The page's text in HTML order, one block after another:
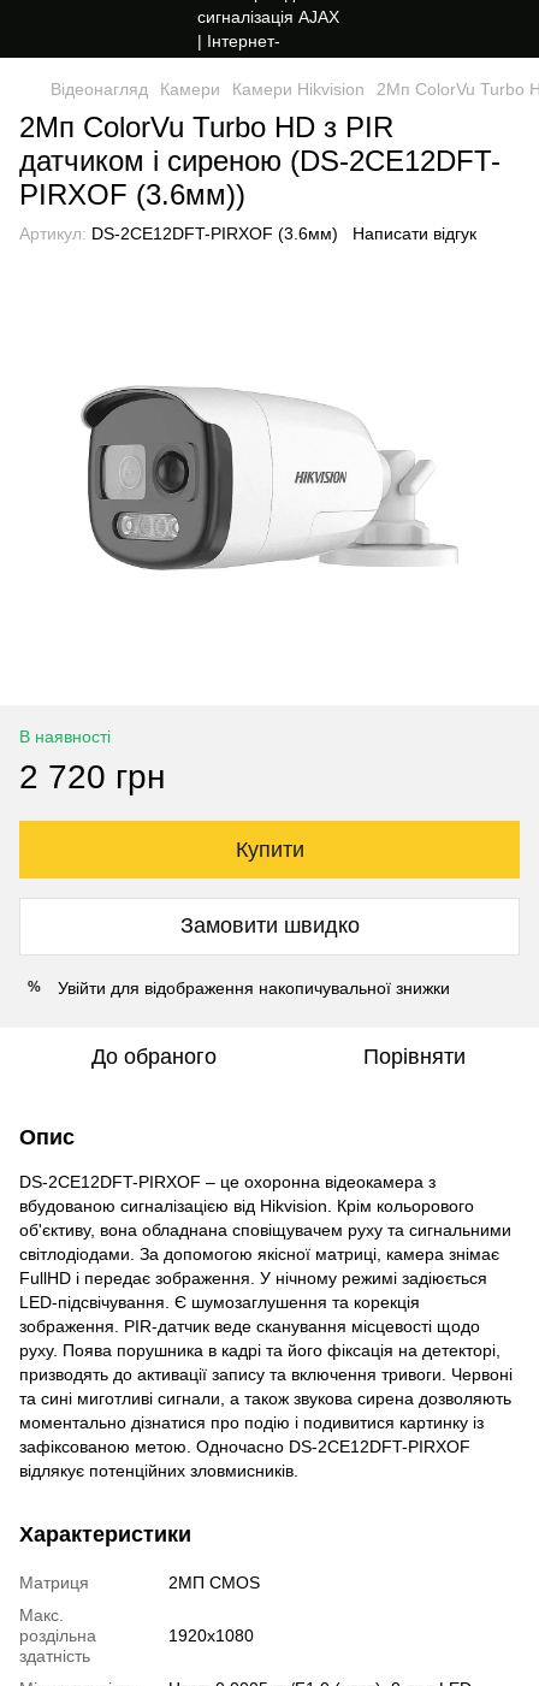
Відеонагляд Камери Камери Hikvision 2Мп ColorVu Turbo
2Мп ColorVu Turbo HD з PIR
датчиком і сиреною (DS-2CE12DFT-
PIRXOF (3.6мм))
Артикул: DS-2CE12DFT-PIRXOF (3.6мм) Написати відгук
В наявності
2 720 грн
Купити
Замовити швидко
% Увійти для відображення накопичувальної знижки
До обраного Порівняти
Опис
DS-2CE12DFT-PIRXOF – це охоронна відеокамера з
вбудованою сигналізацією від Hikvision. Крім кольорового
об'єктиву, вона обладнана сповіщувачем руху та сигнальними
світлодіодами. За допомогою якісної матриці, камера знімає
FullHD і передає зображення. У нічному режимі задіюється
LED-підсвічування. Є шумозаглушення та корекція
зображення. PIR-датчик веде сканування місцевості щодо
руху. Поява порушника в кадрі та його фіксація на детекторі,
призводять до активації запису та включення тривоги. Червоні
та сині миготливі сигнали, а також звукова сирена дозволяють
моментально дізнатися про подію і подивитися картинку із
зафіксованою метою. Одночасно DS-2CE12DFT-PIRXOF
відлякує потенційних зловмисників.
Характеристики
Матриця
2МП CMOS
Макс.
роздільна
здатність
1920x1080